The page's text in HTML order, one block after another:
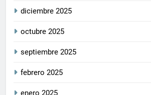
diciembre 2025
octubre 2025
septiembre 2025
febrero 2025
enero 2025